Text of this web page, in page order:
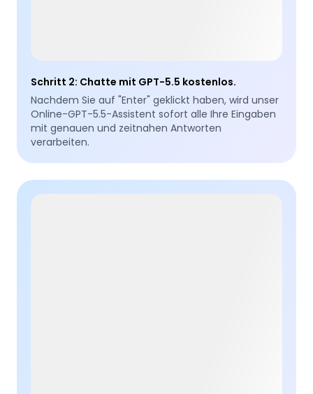
Schritt 2: Chatte mit GPT-5.5 kostenlos.
Nachdem Sie auf "Enter" geklickt haben, wird unser
Online-GPT-5.5-Assistent sofort alle Ihre Eingaben
mit genauen und zeitnahen Antworten
verarbeiten.